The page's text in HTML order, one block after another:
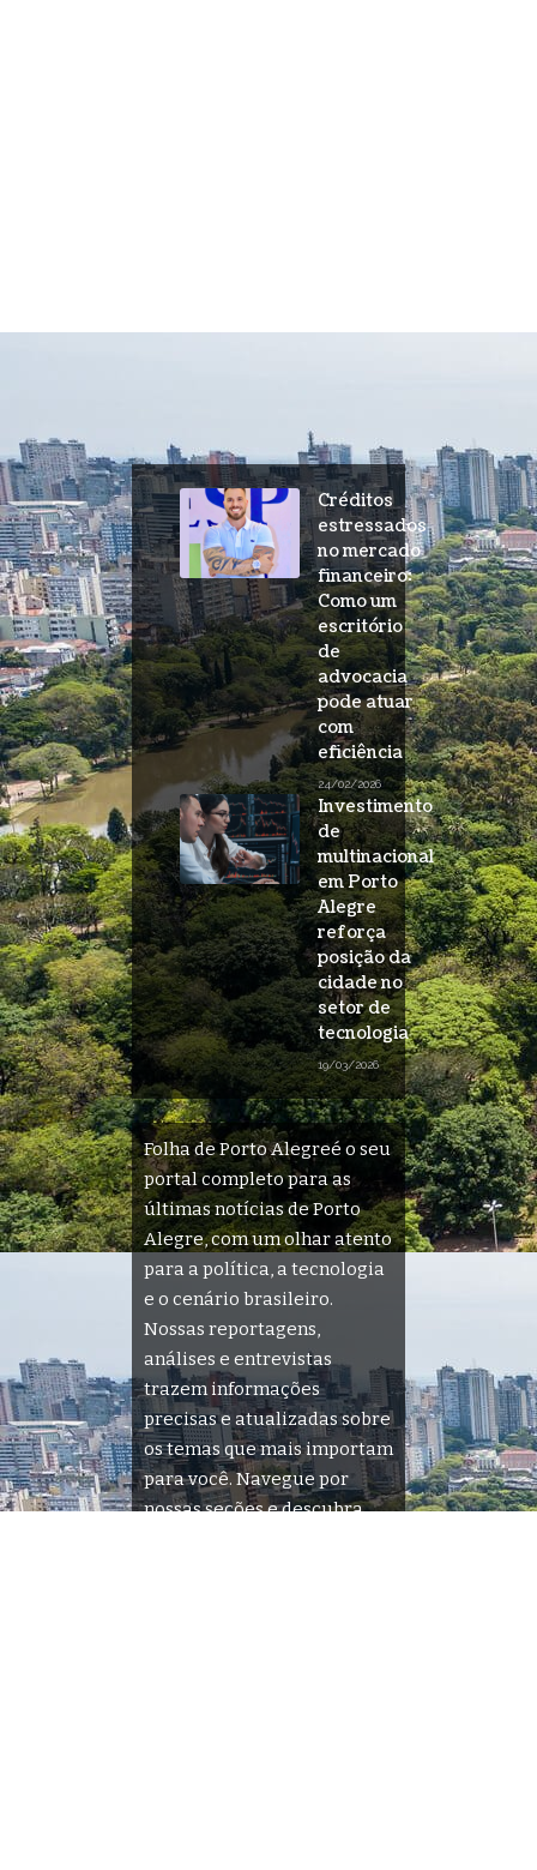
Créditos
estressados
no mercado
financeiro:
Como um
escritório
de
advocacia
pode atuar
com
eficiência
24/02/2026
Investimento
de
multinacional
em Porto
Alegre
reforça
posição da
cidade no
setor de
tecnologia
19/03/2026
Folha de Porto Alegreé o seu
portal completo para as
últimas notícias de Porto
Alegre, com um olhar atento
para a política, a tecnologia
e o cenário brasileiro.
Nossas reportagens,
análises e entrevistas
trazem informações
precisas e atualizadas sobre
os temas que mais importam
para você. Navegue por
nossas seções e descubra